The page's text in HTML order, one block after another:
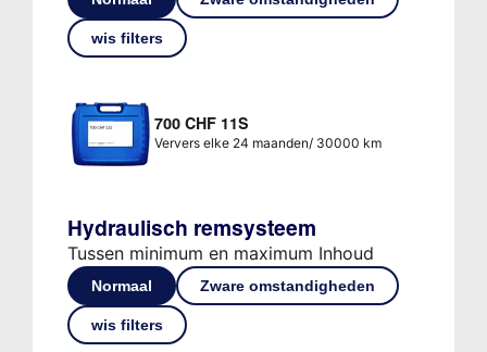
wis filters
700 CHF 11S
Ververs elke 24 maanden/ 30000 km
Hydraulisch remsysteem
Tussen minimum en maximum Inhoud
Normaal Zware omstandigheden
wis filters